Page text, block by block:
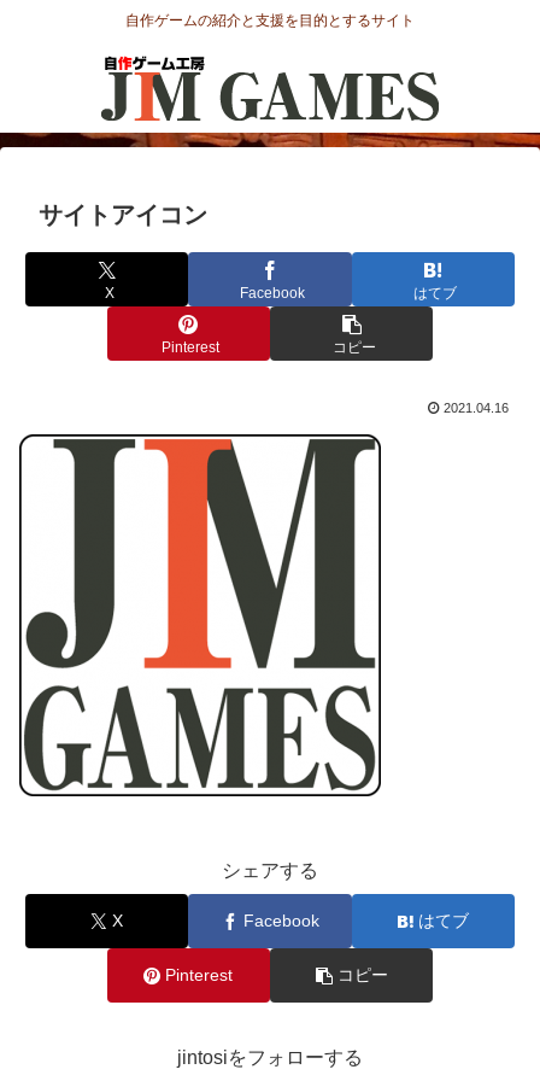
自作ゲームの紹介と支援を目的とするサイト
サイトアイコン
X Facebook はてブ
Pinterest コピー
2021.04.16
シェアする
X Facebook はてブ
Pinterest コピー
jintosiをフォローする